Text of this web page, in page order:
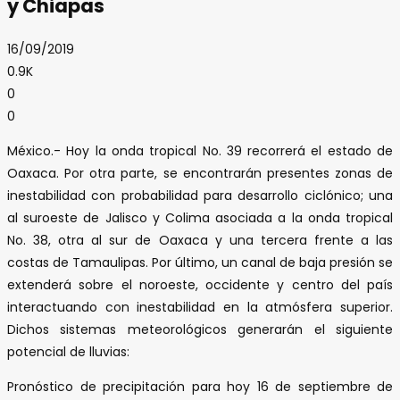
y Chiapas
16/09/2019
0.9K
0
0
México.- Hoy la onda tropical No. 39 recorrerá el estado de
Oaxaca. Por otra parte, se encontrarán presentes zonas de
inestabilidad con probabilidad para desarrollo ciclónico; una
al suroeste de Jalisco y Colima asociada a la onda tropical
No. 38, otra al sur de Oaxaca y una tercera frente a las
costas de Tamaulipas. Por último, un canal de baja presión se
extenderá sobre el noroeste, occidente y centro del país
interactuando con inestabilidad en la atmósfera superior.
Dichos sistemas meteorológicos generarán el siguiente
potencial de lluvias:
Pronóstico de precipitación para hoy 16 de septiembre de